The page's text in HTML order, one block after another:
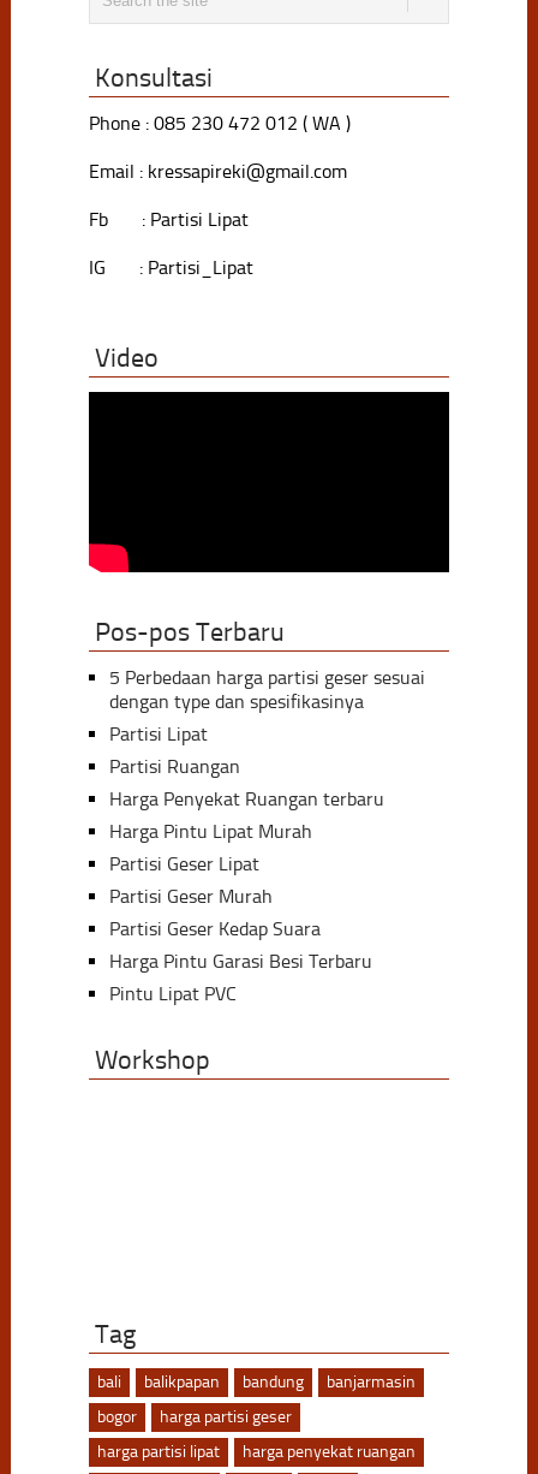
Konsultasi
Phone : 085 230 472 012 ( WA )
Email : kressapireki@gmail.com
Fb : Partisi Lipat
IG : Partisi_Lipat
Video
Pos-pos Terbaru
5 Perbedaan harga partisi geser sesuai
dengan type dan spesifikasinya
Partisi Lipat
Partisi Ruangan
Harga Penyekat Ruangan terbaru
Harga Pintu Lipat Murah
Partisi Geser Lipat
Partisi Geser Murah
Partisi Geser Kedap Suara
Harga Pintu Garasi Besi Terbaru
Pintu Lipat PVC
Workshop
Tag
bali balikpapan bandung
banjarmasin
bogor
harga partisi geser
harga partisi lipat
harga penyekat ruangan